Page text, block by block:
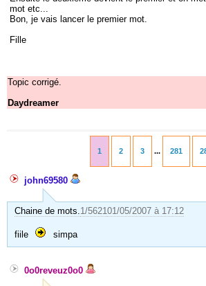
mot etc...
Bon, je vais lancer le premier mot.
Fille
Topic corrigé.
Daydreamer
1 2 3 ... 281
john69580
Chaine de mots.1/562101/05/2007 à 17:12
fiile simpa
0o0reveuz0o0